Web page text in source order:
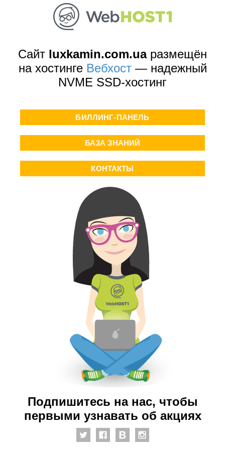
Сайт luxkamin.com.uaразмещён
на хостинге Вебхост— надежный
NVME SSD-хостинг
БИЛЛИНГ-ПАНЕЛЬ
БАЗА ЗНАНИЙ
КОНТАКТЫ
Подпишитесь на нас, чтобы
первыми узнавать об акциях